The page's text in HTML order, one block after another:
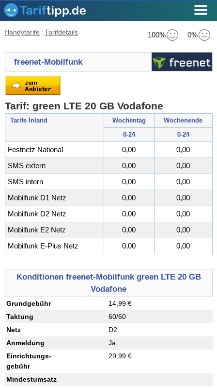
100% 0%
Handytarife : Tarifdetails
freenet-Mobilfunk
Tarif: green LTE 20 GB Vodafone
Tarife Inland Wochentag Wochenende
0-24 0-24
Festnetz National 0,00
0,00
SMS extern
0,00
0,00
SMS intern
0,00
0,00
Mobilfunk D1 Netz
0,00
0,00
Mobilfunk D2 Netz
0,00
0,00
Mobilfunk E2 Netz
0,00
0,00
Mobilfunk E-Plus Netz
0,00 0,00
Konditionen freenet-Mobilfunk green LTE 20 GB
Vodafone
Grundgebühr
14,99 €
Taktung
60/60
Netz
D2
Anmeldung
Ja
Einrichtungs-
gebühr
29,99 €
Mindestumsatz
-